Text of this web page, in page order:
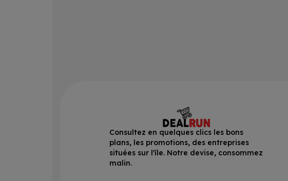
Consultez en quelques clics les bons
plans, les promotions, des entreprises
situées sur l'île. Notre devise, consommez
malin.